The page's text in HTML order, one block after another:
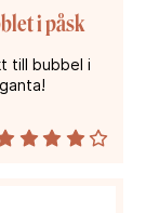
i påsk
till bubbel i